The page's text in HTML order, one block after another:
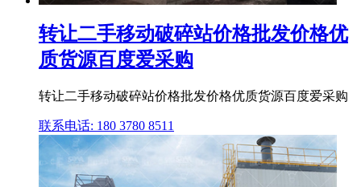
转让二手移动破碎站价格批发价格优
质货源百度爱采购
转让二手移动破碎站价格批发价格优质货源百度爱采购
联系电话: 180 3780 8511